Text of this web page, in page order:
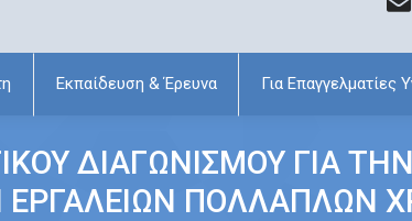
Εκπαίδευση & Έρευνα Για Επαγγελματίες
ΔΙΑΓΩΝΙΣΜΟΥ ΓΙΑ
ΠΟΛΛΑΠΛΩΝ